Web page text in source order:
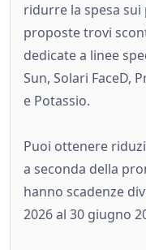
ridurre la spesa
proposte trovi
dedicate a linee
Sun, Solari FaceD,
e Potassio.
Puoi ottenere
a seconda della
hanno scadenze
2026 al 30 giugno